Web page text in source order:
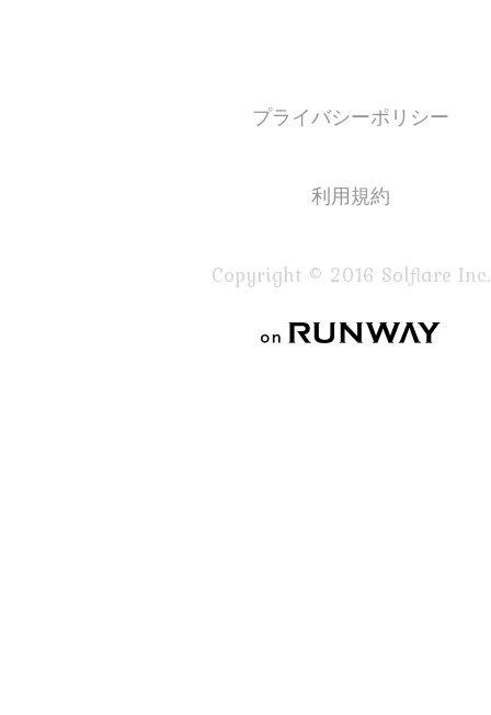
プライバシーポリシー
利用規約
Copyright © 2016 Solflare Inc.